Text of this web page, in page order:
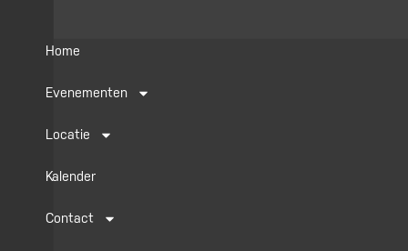
Home
Evenementen
Locatie
Kalender
Contact